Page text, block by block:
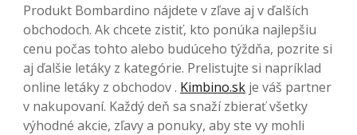
Produkt Bombardino nájdete v zľave aj v ďalších
obchodoch. Ak chcete zistiť, kto ponúka najlepšiu
cenu počas tohto alebo budúceho týždňa, pozrite si
aj ďalšie letáky z kategórie. Prelistujte si napríklad
online letáky z obchodov . Kimbino.sk je váš partner
v nakupovaní. Každý deň sa snaží zbierať všetky
výhodné akcie, zľavy a ponuky, aby ste vy mohli